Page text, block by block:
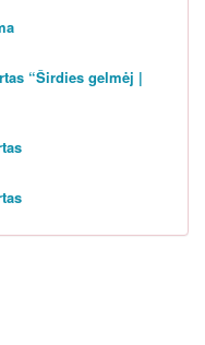
“Širdies gelmėj |